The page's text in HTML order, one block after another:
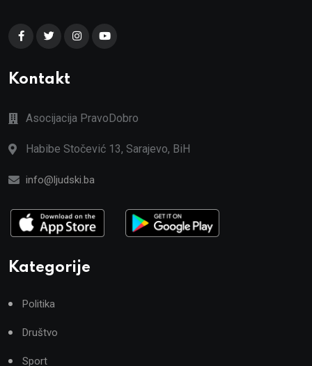
Kontakt
Asocijacija PravoDobro
Habibe Stočević 13, Sarajevo, BiH
info@ljudski.ba
Kategorije
Politika
Društvo
Sport